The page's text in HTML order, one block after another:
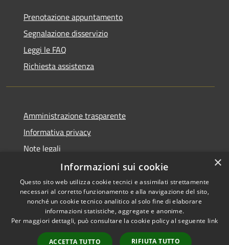
Prenotazione appuntamento
Segnalazione disservizio
Leggi le FAQ
Richiesta assistenza
Amministrazione trasparente
Informativa privacy
Note legali
Dichiarazione di accessibilità
RSS
Accessibilità
Copyright © 2026 • Comune di
Municipium• Accesso
×
Informazioni sui cookie
Questo sito web utilizza cookie tecnici e assimilati strettamente
necessari al corretto funzionamento e alla navigazione del sito,
nonché un cookie tecnico analitico al solo fine di elaborare
informazioni statistiche, aggregate e anonime.
Per maggiori dettagli, può consultare la cookie policy al seguente link
ACCETTA TUTTO RIFIUTA TUTTO